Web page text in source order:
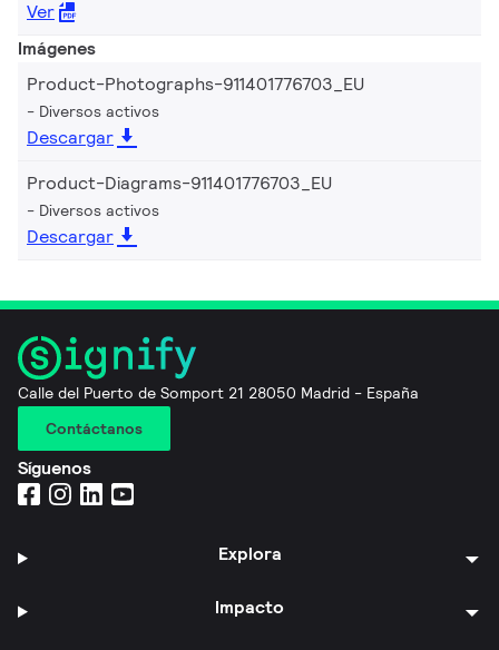
Ver
Imágenes
Product-Photographs-911401776703_EU
Diversos activos
Descargar
Product-Diagrams-911401776703_EU
Diversos activos
Descargar
Calle del Puerto de Somport 21 28050 Madrid - España
Contáctanos
Síguenos
Explora
Impacto